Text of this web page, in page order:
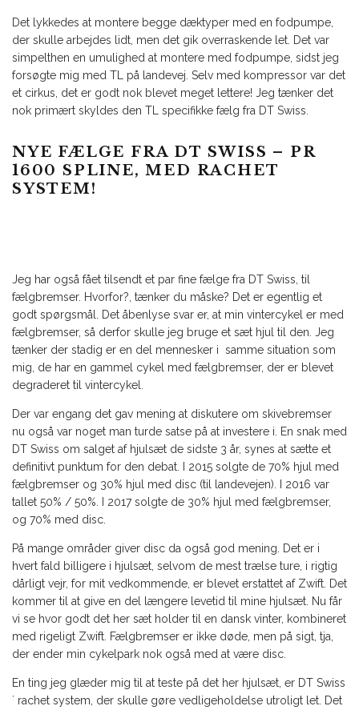
Det lykkedes at montere begge dæktyper med en fodpumpe,
der skulle arbejdes lidt, men det gik overraskende let. Det var
simpelthen en umulighed at montere med fodpumpe, sidst jeg
forsøgte mig med TL på landevej. Selv med kompressor var det
et cirkus, det er godt nok blevet meget lettere! Jeg tænker det
nok primært skyldes den TL specifikke fælg fra DT Swiss.
NYE FÆLGE FRA DT SWISS – PR
1600 SPLINE, MED RACHET
SYSTEM!
Jeg har også fået tilsendt et par fine fælge fra DT Swiss, til
fælgbremser. Hvorfor?, tænker du måske? Det er egentlig et
godt spørgsmål. Det åbenlyse svar er, at min vintercykel er med
fælgbremser, så derfor skulle jeg bruge et sæt hjul til den. Jeg
tænker der stadig er en del mennesker i samme situation som
mig, de har en gammel cykel med fælgbremser, der er blevet
degraderet til vintercykel.
Der var engang det gav mening at diskutere om skivebremser
nu også var noget man turde satse på at investere i. En snak med
DT Swiss om salget af hjulsæt de sidste 3 år, synes at sætte et
definitivt punktum for den debat. I 2015 solgte de 70% hjul med
fælgbremser og 30% hjul med disc (til landevejen). I 2016 var
tallet 50% / 50%. I 2017 solgte de 30% hjul med fælgbremser,
og 70% med disc.
På mange områder giver disc da også god mening. Det er i
hvert fald billigere i hjulsæt, selvom de mest trælse ture, i rigtig
dårligt vejr, for mit vedkommende, er blevet erstattet af Zwift. Det
kommer til at give en del længere levetid til mine hjulsæt. Nu får
vi se hvor godt det her sæt holder til en dansk vinter, kombineret
med rigeligt Zwift. Fælgbremser er ikke døde, men på sigt, tja,
der ender min cykelpark nok også med at være disc.
En ting jeg glæder mig til at teste på det her hjulsæt, er DT Swiss
´ rachet system, der skulle gøre vedligeholdelse utroligt let. Det